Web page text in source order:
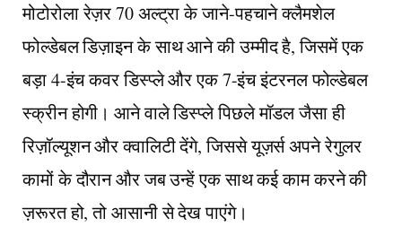
मोटोरोला रेज़र 70 अल्ट्रा के जाने-पहचाने क्लैमशेल
फोल्डेबल डिज़ाइन के साथ आने की उम्मीद है, जिसमें एक
बड़ा 4-इंच कवर डिस्प्ले और एक 7-इंच इंटरनल फोल्डेबल
स्क्रीन होगी। आने वाले डिस्प्ले पिछले मॉडल जैसा ही
रिज़ॉल्यूशन और क्वालिटी देंगे, जिससे यूज़र्स अपने रेगुलर
कामों के दौरान और जब उन्हें एक साथ कई काम करने की
ज़रूरत हो, तो आसानी से देख पाएंगे।